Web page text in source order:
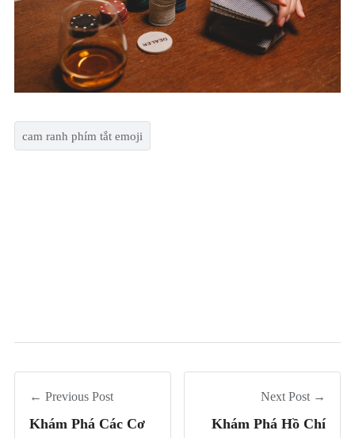
cam ranh phím tắt emoji
← Previous Post
Khám Phá Các Cơ
Next Post →
Khám Phá Hồ Chí